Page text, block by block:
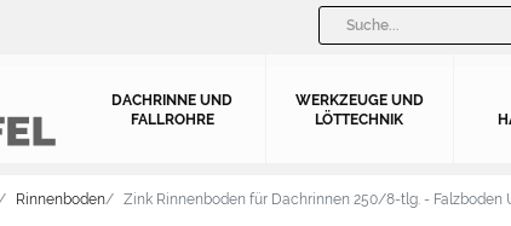
DACHRINNE UND
FALLROHRE
WERKZEUGE UND
LÖTTECHNIK
Rinnenboden Zink Rinnenboden für Dachrinnen 250/8-tlg. - Falzboden